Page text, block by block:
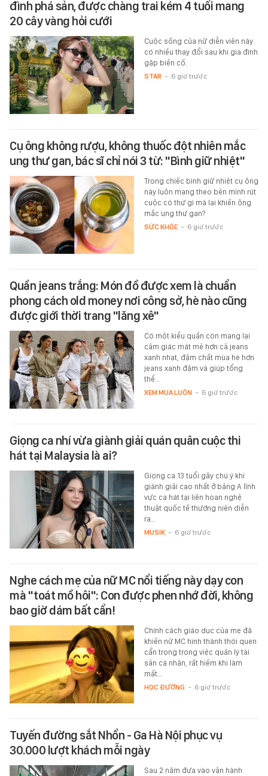
đình phá sản, được chàng trai kém 4 tuổi mang
20 cây vàng hỏi cưới
Cuộc sống của nữ diễn viên này
có nhiều thay đổi sau khi gia đình
gặp biến cố.
STAR - 6 giờ trước
Cụ ông không rượu, không thuốc đột nhiên mắc
ung thư gan, bác sĩ chỉ nói 3 từ: "Bình giữ nhiệt"
Trong chiếc bình giữ nhiệt cụ ông
này luôn mang theo bên mình rút
cuộc có thứ gì mà lại khiến ông
mắc ung thư gan?
SỨC KHỎE - 6 giờ trước
Quần jeans trắng: Món đồ được xem là chuẩn
phong cách old money nơi công sở, hè nào cũng
được giới thời trang "lăng xê"
Có một kiểu quần còn mang lại
cảm giác mát mẻ hơn cả jeans
xanh nhạt, đậm chất mùa hè hơn
jeans xanh đậm và giúp tổng
thể…
XEM MUA LUÔN - 6 giờ trước
Giọng ca nhí vừa giành giải quán quân cuộc thi
hát tại Malaysia là ai?
Giọng ca 13 tuổi gây chú ý khi
giành giải cao nhất ở bảng A lĩnh
vực ca hát tại liên hoan nghệ
thuật quốc tế thường niên diễn
ra…
MUSIK - 6 giờ trước
Nghe cách mẹ của nữ MC nổi tiếng này dạy con
mà "toát mồ hôi": Con được phen nhớ đời, không
bao giờ dám bất cẩn!
Chính cách giáo dục của mẹ đã
khiến nữ MC hình thành thói quen
cẩn trọng trong việc quản lý tài
sản cá nhân, rất hiếm khi làm
mất…
HỌC ĐƯỜNG - 6 giờ trước
Tuyến đường sắt Nhổn - Ga Hà Nội phục vụ
30.000 lượt khách mỗi ngày
Sau 2 năm đưa vào vận hành